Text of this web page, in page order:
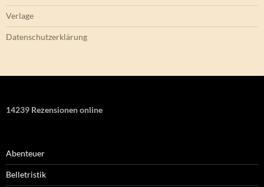
Verlage
Datenschutzerklärung
14239 Rezensionen online
Abenteuer
Belletristik